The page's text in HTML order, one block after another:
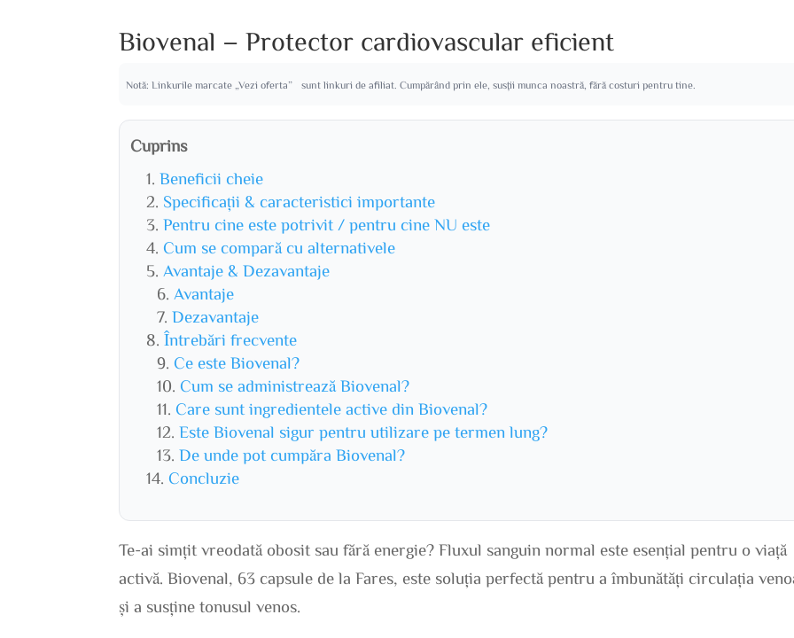
Biovenal – Protector cardiovascular eficient
Notă: Linkurile marcate „Vezi oferta” sunt linkuri de afiliat. Cumpărând prin ele, susții munca noastră, fără costuri pentru tine.
Cuprins
Beneficii cheie
Specificații & caracteristici importante
Pentru cine este potrivit / pentru cine NU este
Cum se compară cu alternativele
Avantaje & Dezavantaje
Avantaje
Dezavantaje
Întrebări frecvente
Ce este Biovenal?
Cum se administrează Biovenal?
Care sunt ingredientele active din Biovenal?
Este Biovenal sigur pentru utilizare pe termen lung?
De unde pot cumpăra Biovenal?
Concluzie
Te-ai simțit vreodată obosit sau fără energie? Fluxul sanguin normal este esențial pentru o viață
activă. Biovenal, 63 capsule de la Fares, este soluția perfectă pentru a îmbunătăți circulația
și a susține tonusul venos.